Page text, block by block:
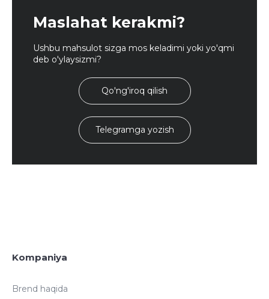
Maslahat kerakmi?
Ushbu mahsulot sizga mos keladimi yoki yo'qmi
deb o'ylaysizmi?
Qo'ng'iroq qilish
Telegramga yozish
Kompaniya
Brend haqida